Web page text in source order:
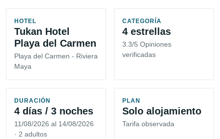
HOTEL
Tukan Hotel
Playa del Carmen
Playa del Carmen - Riviera
Maya
CATEGORÍA
4 estrellas
3.3/5 Opiniones
verificadas
DURACIÓN
4 días / 3 noches
11/08/2026 al 14/08/2026
· 2 adultos
PLAN
Solo alojamiento
Tarifa observada